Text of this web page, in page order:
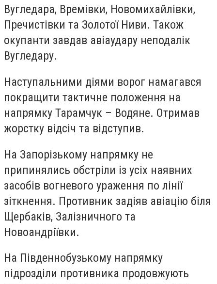
Вугледара, Времівки, Новомихайлівки,
Пречистівки та Золотої Ниви. Також
окупанти завдав авіаудару неподалік
Вугледару.
Наступальними діями ворог намагався
покращити тактичне положення на
напрямку Тарамчук – Водяне. Отримав
жорстку відсіч та відступив.
На Запорізькому напрямку не
припинялись обстріли із усіх наявних
засобів вогневого ураження по лінії
зіткнення. Противник задіяв авіацію біля
Щербаків, Залізничного та
Новоандріївки.
На Південнобузькому напрямку
підрозділи противника продовжують